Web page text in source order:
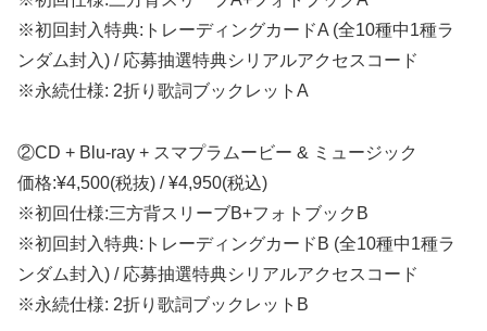
※初回封入特典:トレーディングカードA (全10種中1種ラ
ンダム封入) / 応募抽選特典シリアルアクセスコード
※永続仕様: 2折り歌詞ブックレットA
②CD + Blu-ray + スマプラムービー & ミュージック
価格:¥4,500(税抜) / ¥4,950(税込)
※初回仕様:三方背スリーブB+フォトブックB
※初回封入特典:トレーディングカードB (全10種中1種ラ
ンダム封入) / 応募抽選特典シリアルアクセスコード
※永続仕様: 2折り歌詞ブックレットB